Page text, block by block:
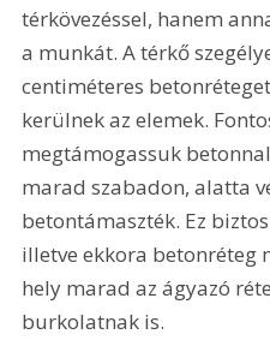
térkövezéssel, hanem
a munkát. A térkő
centiméteres
kerülnek az elemek.
megtámogassuk
marad szabadon, alatta
betontámaszték. Ez
illetve ekkora betonréteg
hely marad az ágyazó
burkolatnak is.